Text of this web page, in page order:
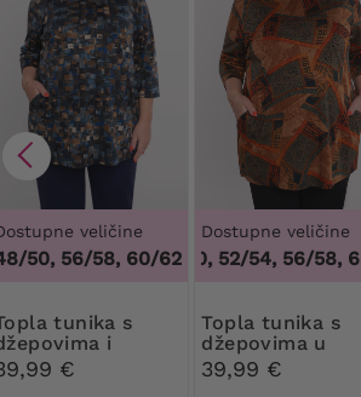
veličine
50, 56/58, 60/62
s
i
€
Dostupne veličine
48/50, 52/54, 56/58,
Topla tunika s
džepovima u
orijentalnim
uzorcima
39,99 €